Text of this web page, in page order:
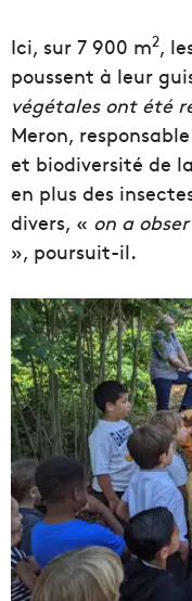
Ici, sur 7 900 m2,
poussent à leur
végétales ont été
Meron,
et biodiversité de
en plus des
divers, « on a
», poursuit-il.